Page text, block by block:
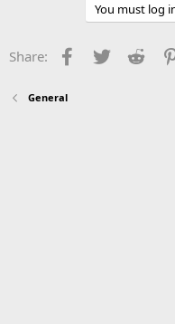
You must log
Share: Facebook
Twitter
General